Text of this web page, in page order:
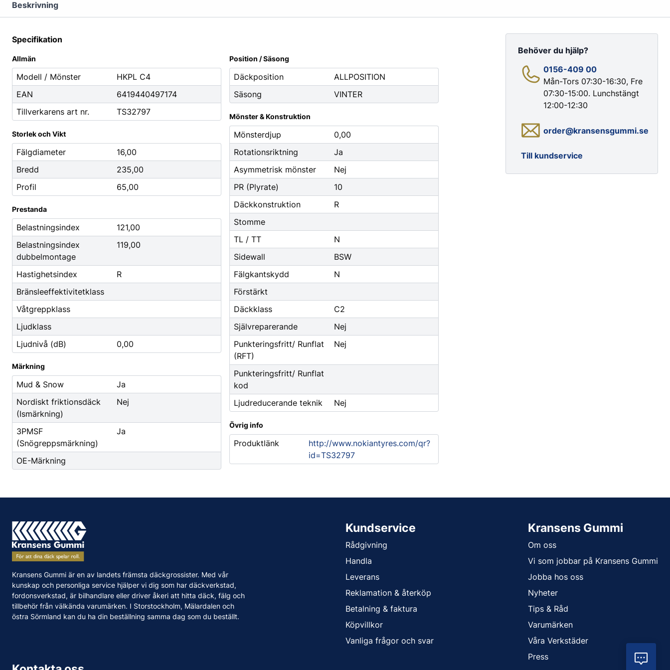
Nipplar
Stålborstar
Smörjfett
Städ, Hygien & Kontor
Avfallshantering
Papper
Pennor
Däcketiketter
Tejp
Batterier
Fordonsbatterier
Småbatterier
Startbooster
Fordonstillbehör
Vinter
Fritid
Fordonsbelysning
Torkarblad
Färg & Rostskydd
Godis & Dryck
Beskrivning
Specifikation
Allmän
Modell / Mönster
HKPL C4
EAN
6419440497174
Tillverkarens art nr.
TS32797
Storlek och Vikt
Fälgdiameter
16,00
Bredd
235,00
Profil
65,00
Prestanda
Belastningsindex
121,00
Belastningsindex
dubbelmontage
119,00
Hastighetsindex
R
Bränsleeffektivitetklass
Våtgreppklass
Ljudklass
Ljudnivå (dB)
0,00
Märkning
Mud & Snow
Ja
Nordiskt friktionsdäck
(Ismärkning)
Nej
3PMSF
(Snögreppsmärkning)
Ja
OE-Märkning
Position / Säsong
Däckposition
ALLPOSITION
Säsong
VINTER
Mönster & Konstruktion
Mönsterdjup
0,00
Rotationsriktning
Ja
Asymmetrisk mönster
Nej
PR (Plyrate)
10
Däckkonstruktion
R
Stomme
TL / TT
N
Sidewall
BSW
Fälgkantskydd
N
Förstärkt
Däckklass
C2
Självreparerande
Nej
Punkteringsfritt/ Runflat
(RFT)
Nej
Punkteringsfritt/ Runflat
kod
Ljudreducerande teknik
Nej
Övrig info
Produktlänk
http://www.nokiantyres.com/qr?
id=TS32797
Behöver du hjälp?
0156-409 00
Mån-Tors 07:30-16:30, Fre
07:30-15:00. Lunchstängt
12:00-12:30
order@kransensgummi.se
Till kundservice
Kransens Gummi är en av landets främsta däckgrossister. Med vår
kunskap och personliga service hjälper vi dig som har däckverkstad,
fordonsverkstad, är bilhandlare eller driver åkeri att hitta däck, fälg och
tillbehör från välkända varumärken. I Storstockholm, Mälardalen och
östra Sörmland kan du ha din beställning samma dag som du beställt.
Kundservice
Rådgivning
Handla
Leverans
Reklamation & återköp
Betalning & faktura
Köpvillkor
Vanliga frågor och svar
Kransens Gummi
Om oss
Vi som jobbar på Kransens Gummi
Jobba hos oss
Nyheter
Tips & Råd
Varumärken
Våra Verkstäder
Press